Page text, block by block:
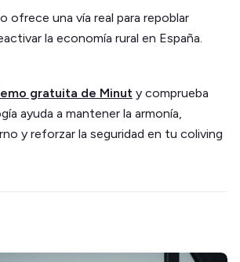
ofrece una vía real para repoblar
la economía rural en España.
gratuita de Minut y comprueba
ayuda a mantener la armonía,
y reforzar la seguridad en tu coliving